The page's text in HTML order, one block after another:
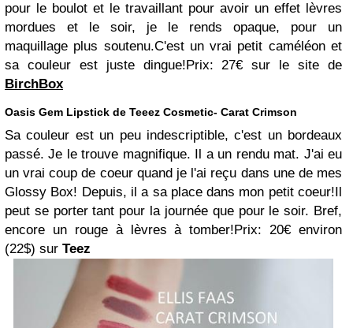
pour le boulot et le travaillant pour avoir un effet lèvres
mordues et le soir, je le rends opaque, pour un
maquillage plus soutenu.C'est un vrai petit caméléon et
sa couleur est juste dingue! Prix: 27€ sur le site de
BirchBox
Oasis Gem Lipstick de Teeez Cosmetic- Carat Crimson
Sa couleur est un peu indescriptible, c'est un bordeaux
passé. Je le trouve magnifique. Il a un rendu mat. J'ai eu
un vrai coup de coeur quand je l'ai reçu dans une de mes
Glossy Box! Depuis, il a sa place dans mon petit coeur!
peut se porter tant pour la journée que pour le soir. Bref,
encore un rouge à lèvres à tomber! Prix: 20€ environ
(22$) sur Teez